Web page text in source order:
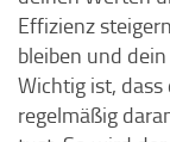
Effizienz
bleiben und
Wichtig ist,
regelmäßig